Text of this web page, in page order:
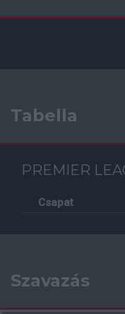
Tabella
PREMIER
Csapat
Szavazás